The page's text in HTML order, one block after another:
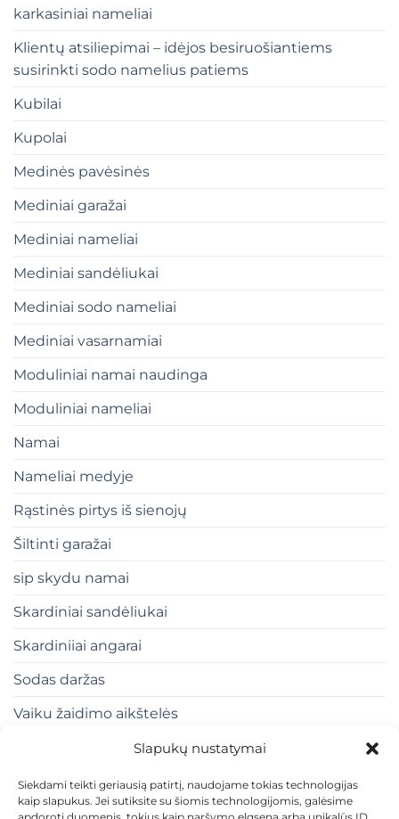
Slapukų nustatymai
Siekdami teikti geriausią patirtį, naudojame tokias technologijas
kaip slapukus. Jei sutiksite su šiomis technologijomis, galėsime
karkasiniai nameliai
Klientų atsiliepimai – idėjos besiruošiantiems
susirinkti sodo namelius patiems
Kubilai
Kupolai
Medinės pavėsinės
Mediniai garažai
Mediniai nameliai
Mediniai sandėliukai
Mediniai sodo nameliai
Mediniai vasarnamiai
Moduliniai namai naudinga
Moduliniai nameliai
Namai
Nameliai medyje
Rąstinės pirtys iš sienojų
Šiltinti garažai
sip skydu namai
Skardiniai sandėliukai
Skardiniiai angarai
Sodas daržas
Vaiku žaidimo aikštelės